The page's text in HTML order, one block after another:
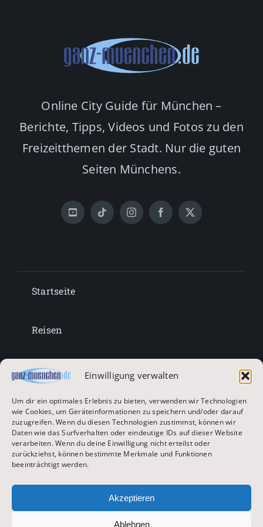
Einwilligung verwalten
Um dir ein optimales Erlebnis zu bieten, verwenden wir Technologien
wie Cookies, um Geräteinformationen zu speichern und/oder darauf
zuzugreifen. Wenn du diesen Technologien zustimmst, können wir
Daten wie das Surfverhalten oder eindeutige IDs auf dieser Website
verarbeiten. Wenn du deine Einwilligung nicht erteilst oder
zurückziehst, können bestimmte Merkmale und Funktionen
beeinträchtigt werden.
Akzeptieren
Ablehnen
Online City Guide für München –
Berichte, Tipps, Videos und Fotos zu den
Freizeitthemen der Stadt. Nur die guten
Seiten Münchens.
Startseite
Reisen
Lifestyle
Entertainment
Oktoberfest & Volksfeste
Zur Hauptseite